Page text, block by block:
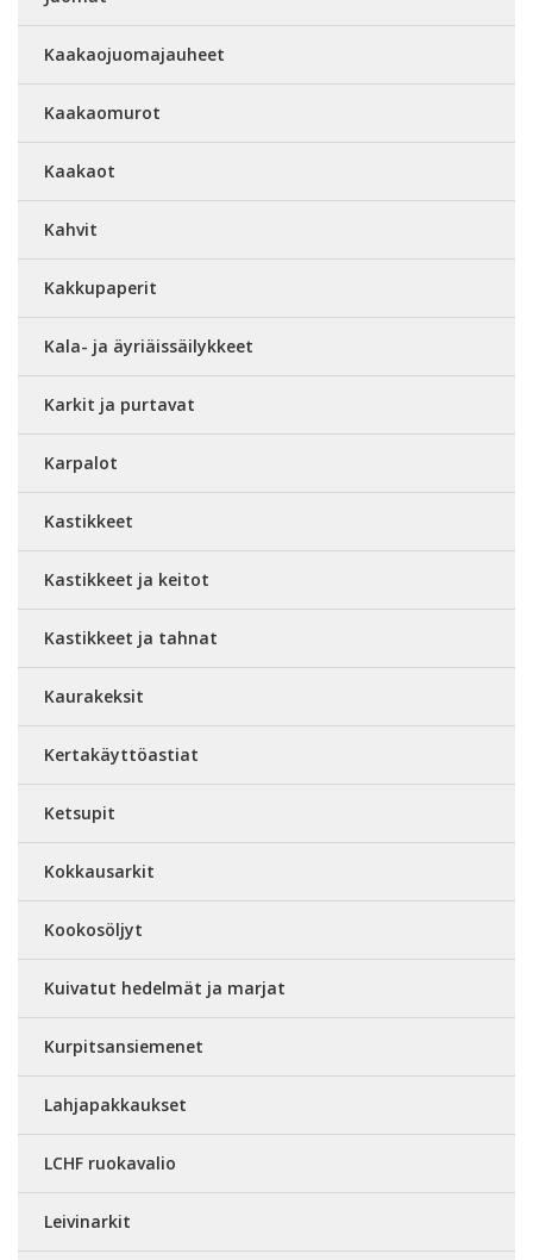
Kaakaojuomajauheet
Kaakaomurot
Kaakaot
Kahvit
Kakkupaperit
Kala- ja äyriäissäilykkeet
Karkit ja purtavat
Karpalot
Kastikkeet
Kastikkeet ja keitot
Kastikkeet ja tahnat
Kaurakeksit
Kertakäyttöastiat
Ketsupit
Kokkausarkit
Kookosöljyt
Kuivatut hedelmät ja marjat
Kurpitsansiemenet
Lahjapakkaukset
LCHF ruokavalio
Leivinarkit